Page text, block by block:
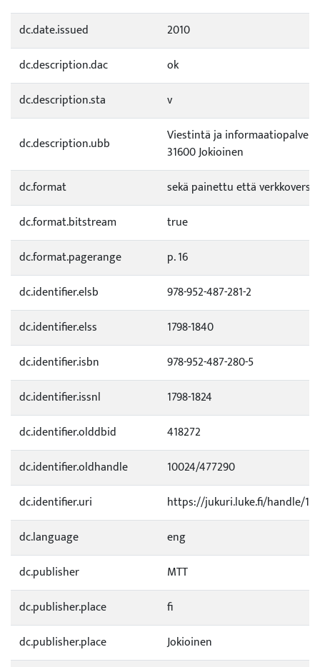
dc.date.issued
2010
dc.description.dac
ok
dc.description.sta
v
dc.description.ubb
Viestintä ja
31600 Jokioinen
dc.format
sekä painettu että verkkoversio
dc.format.bitstream
true
dc.format.pagerange
p. 16
dc.identifier.elsb
978-952-487-281-2
dc.identifier.elss
1798-1840
dc.identifier.isbn
978-952-487-280-5
dc.identifier.issnl
1798-1824
dc.identifier.olddbid
418272
dc.identifier.oldhandle
10024/477290
dc.identifier.uri
https://jukuri.luke.fi/handle/
dc.language
eng
dc.publisher
MTT
dc.publisher.place
fi
dc.publisher.place
Jokioinen